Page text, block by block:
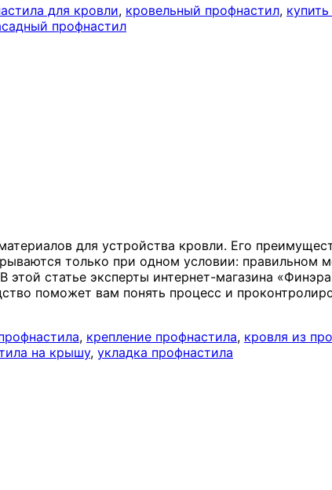
для кровли, кровельный профнастил,
профнастил
для устройства кровли. Его
только при одном условии: правильном
статье эксперты интернет-магазина
поможет вам понять процесс и
, крепление профнастила, кровля из
на крышу, укладка профнастила